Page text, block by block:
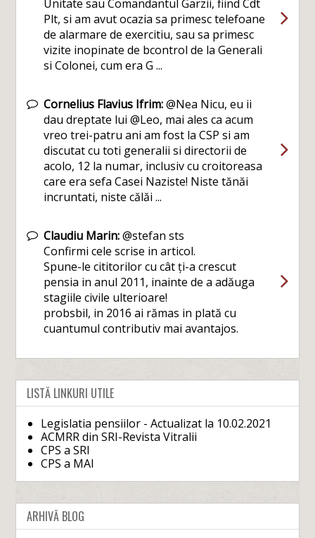
Unitate sau Comandantul Garzii, fiind Cdt
Plt, si am avut ocazia sa primesc telefoane
de alarmare de exercitiu, sau sa primesc
vizite inopinate de bcontrol de la Generali
si Colonei, cum era G ...
Cornelius Flavius Ifrim:@Nea Nicu, eu ii
dau dreptate lui @Leo, mai ales ca acum
vreo trei-patru ani am fost la CSP si am
discutat cu toti generalii si directorii de
acolo, 12 la numar, inclusiv cu croitoreasa
care era sefa Casei Naziste! Niste tănăi
incruntati, niste călăi ...
Claudiu Marin:@stefan sts
Confirmi cele scrise in articol.
Spune-le cititorilor cu cât ți-a crescut
pensia in anul 2011, inainte de a adăuga
stagiile civile ulterioare!
probsbil, in 2016 ai rămas in plată cu
cuantumul contributiv mai avantajos.
LISTĂ LINKURI UTILE
Legislatia pensiilor - Actualizat la 10.02.2021
ACMRR din SRI-Revista Vitralii
CPS a SRI
CPS a MAI
ARHIVĂ BLOG